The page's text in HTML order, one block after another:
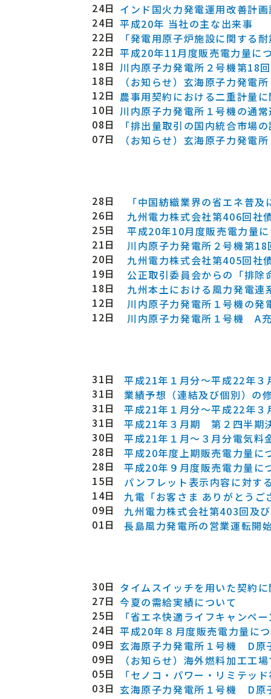
24日 インド国火力発電運用改善計
24日 平成20年 当社の主な出来事
22日
「発電用原子炉施設に関する
22日 平成20年11月度販売電力量に
18日 川内原子力発電所２号機第18
18日
（お知らせ）玄海原子力発電
12日 農事用契約における二重計量
10日 川内原子力発電所１号機の通
08日
「排出量取引の国内統合市場
07日
（お知らせ）玄海原子力発電
28日
「中国紡織業界の省エネ普
26日
九州電力株式会社第406回社
25日
平成20年10月度販売電力量
21日
川内原子力発電所２号機第
20日
九州電力株式会社第405回社
19日
公正取引委員会からの「排
18日
九州本土における風力発電連
12日
川内原子力発電所１号機の発
12日
川内原子力発電所１号機 A
31日
平成21年１月分～平成22年
31日
業績予想（連結及び個別）の
31日
平成21年１月分～平成22年
31日
平成21年３月期 第２四半期
30日
平成21年１月～３月分電気料
28日
平成20年度上期販売電力量に
28日
平成20年９月度販売電力量に
15日
パンフレット表示内容に対す
14日
九電「お客さま ありがとう
09日
九州電力株式会社第403回及
01日
長島風力発電所の営業運転開
30日 タイムスイッチを用いた契約
27日 今夏の需給実績について
25日
「省エネ快適ライフキャンペ
24日 平成20年８月度販売電力量に
09日 玄海原子力発電所１号機 D原
09日
（お知らせ）海外燃料加工工
05日
「セノコ・パワー・リミテッ
03日 玄海原子力発電所１号機 D原